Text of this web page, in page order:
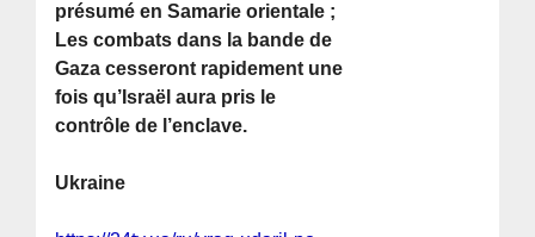
présumé en Samarie orientale ;
Les combats dans la bande de
Gaza cesseront rapidement une
fois qu’Israël aura pris le
contrôle de l’enclave.
Ukraine